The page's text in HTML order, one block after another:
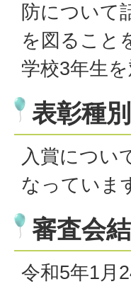
防について
を図ること
学校3年生
表彰種別
入賞につい
なっていま
審査会
令和5年1月